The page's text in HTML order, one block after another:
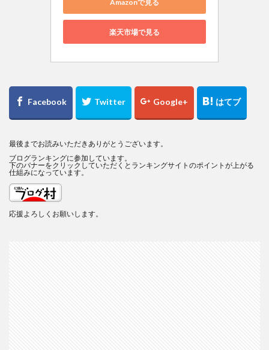
Amazonで見る
楽天市場で見る
最後までお読みいただきありがとうございます。
ブログランキングに参加しています。
下のバナーをクリックしていただくとランキングサイトのポイントが上がる
仕組みになっています。
応援よろしくお願いします。